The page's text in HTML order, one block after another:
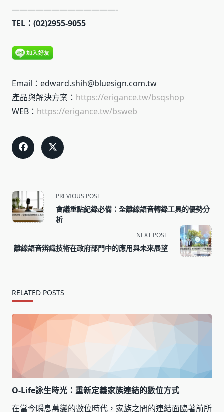
—————————————-
TEL：(02)2955-9055
Email：edward.shih@bluesign.com.tw
產品與解決方案： https://erigance.tw/bsqshop
WEB： https://erigance.tw/bsweb
<span
class="nav-
subtitle
reader-
text">Page</span>
PREVIOUS POST
會議重點紀錄必備：全離線語音轉錄工具的優勢分
析
NEXT POST
離線語音辨識技術在政府部門中的應用與未來展望
RELATED POSTS
O-Life詠生時光：重新定義家族連結的數位方式
在當今瞬息萬變的數位時代，家族之間的連結面臨著前所